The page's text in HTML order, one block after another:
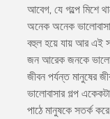
আবেগ, যে গল্পে মিশে
অনেক অনেক
বহুল হয়ে যায় আর এই
জন আরেক জনকে ভালো
জীবন পর্যন্ত মানুষের
ভালোবাসার গল্প
পাঠে মানুষকে সতর্ক